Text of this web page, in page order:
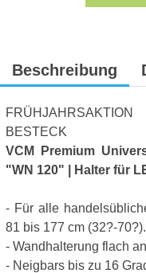
Beschreibung
BESTECK
VCM Premium
"WN 120" | Halter für
- Für alle
81 bis 177 cm (32?-70?).
- Wandhalterung flach
- Neigbars bis zu 16